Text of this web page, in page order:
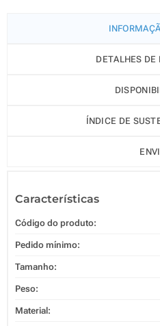
DETALHES DE
ÍNDICE DE
Características
Código do produto:
Pedido mínimo:
Tamanho:
Peso:
Material: